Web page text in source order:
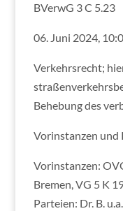
BVerwG 3 C 5.23
06. Juni 2024,
Verkehrsrecht;
Behebung des
Vorinstanzen und
Vorinstanzen:
Bremen, VG 5 K
Parteien: Dr. B.